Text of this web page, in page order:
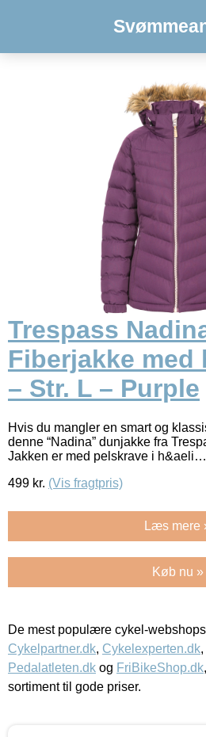
Trespass
Fiberjakke
– Str. L – Purple
Hvis du mangler en smart og
denne “Nadina” dunjakke fra
Jakken er med pelskrave i h&aeli…
499 kr. (Vis fragtpris)
Læs mere
Køb nu »
De mest populære cykel-
Cykelpartner.dk, Cykelexperten.dk,
Pedalatleten.dk og FriBikeShop.dk
sortiment til gode priser.